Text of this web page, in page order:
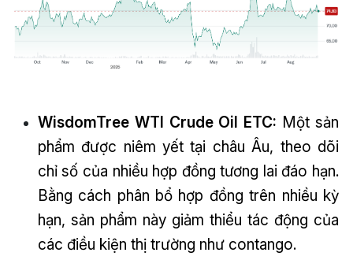
WisdomTree WTI Crude Oil ETC: Một sản
phẩm được niêm yết tại châu Âu, theo dõi
chỉ số của nhiều hợp đồng tương lai đáo hạn.
Bằng cách phân bổ hợp đồng trên nhiều kỳ
hạn, sản phẩm này giảm thiểu tác động của
các điều kiện thị trường như contango.